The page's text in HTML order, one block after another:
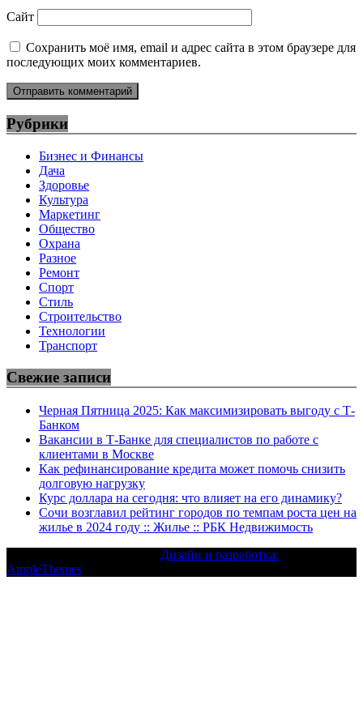
Сайт
Сохранить моё имя, email и адрес сайта в этом браузере для
последующих моих комментариев.
Рубрики
Бизнес и Финансы
Дача
Здоровье
Культура
Маркетинг
Общество
Охрана
Разное
Ремонт
Спорт
Стиль
Строительство
Технологии
Транспорт
Свежие записи
Черная Пятница 2025: Как максимизировать выгоду с Т-
Банком
Вакансии в Т-Банке для специалистов по работе с
клиентами в Москве
Как рефинансирование кредита может помочь снизить
долговую нагрузку
Курс доллара на сегодня: что влияет на его динамику?
Сочи возглавил рейтинг городов по темпам роста цен на
жилье в 2024 году :: Жилье :: РБК Недвижимость
Дизайн и разработка:
AmpleThemes